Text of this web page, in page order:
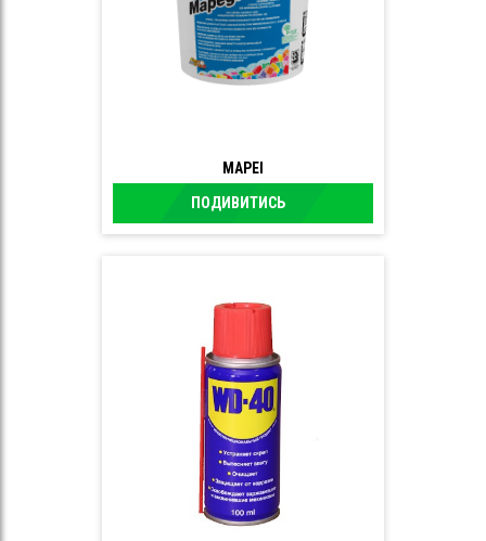
MAPEI
ПОДИВИТИСЬ